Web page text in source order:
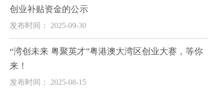
创业补贴资金的公示
发布时间： 2025-09-30
“湾创未来 粤聚英才”粤港澳大湾区创业大赛，等你
来！
发布时间： 2025-08-15